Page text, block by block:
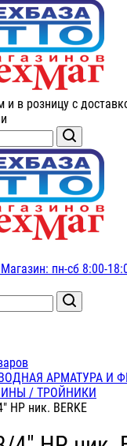
и в розницу с
пн-сб 8:00-
АРМАТУРА И
/ ТРОЙНИКИ
НР ник. BERKE